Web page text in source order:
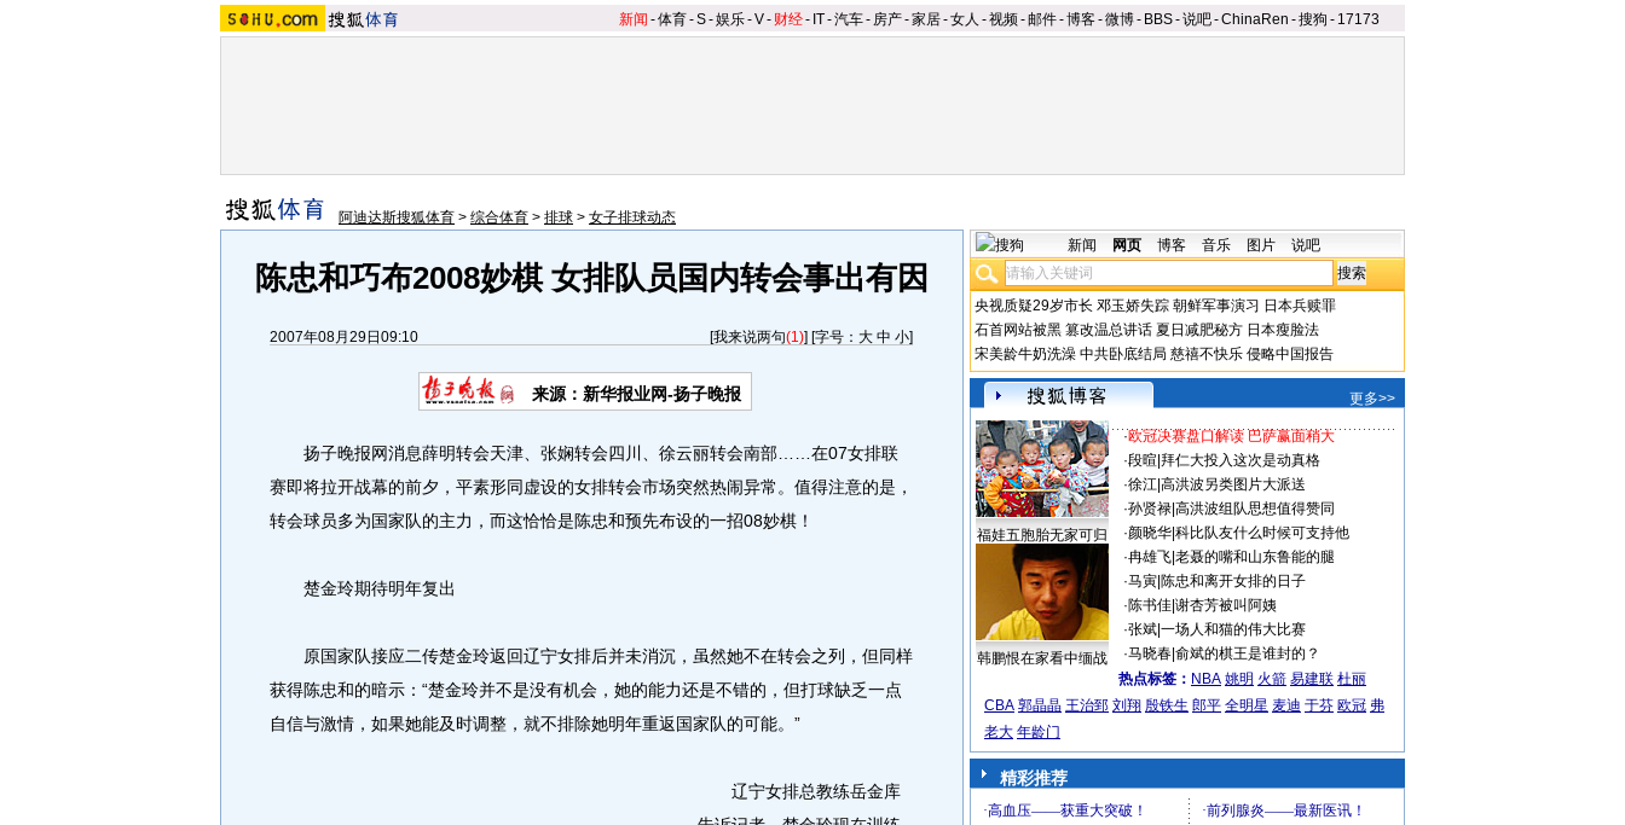
新闻 -体育-S-娱乐-V- 财经- IT-汽车- 房产-家居-女人 -视频-邮件-博客-微博- BBS-说吧-ChinaRen -搜狗 - 17173
阿迪达斯搜狐体育 > 综合体育 > 排球 > 女子排球动态
陈忠和巧布2008妙棋 女排队员国内转会事出有因
2007年08月29日09:10 [我来说两句(1)] [字号： 大 中 小]
来源：新华报业网-扬子晚报
扬子晚报网消息薛明转会天津、张娴转会四川、徐云丽转会南部……在07女排联
赛即将拉开战幕的前夕，平素形同虚设的女排转会市场突然热闹异常。值得注意的是，
转会球员多为国家队的主力，而这恰恰是陈忠和预先布设的一招08妙棋！
楚金玲期待明年复出
原国家队接应二传楚金玲返回辽宁女排后并未消沉，虽然她不在转会之列，但同样
获得陈忠和的暗示：“楚金玲并不是没有机会，她的能力还是不错的，但打球缺乏一点
自信与激情，如果她能及时调整，就不排除她明年重返国家队的可能。 ”
辽宁女排总教练岳金库
新闻 网页 博客 音乐 图片 说吧
央视质疑29岁市长 邓玉娇失踪 朝鲜军事演习 日本兵赎罪
石首网站被黑 篡改温总讲话 夏日减肥秘方 日本瘦脸法
宋美龄牛奶洗澡 中共卧底结局 慈禧不快乐 侵略中国报告
更多>>
福娃五胞胎无家可归
韩鹏恨在家看中缅战
·欧冠决赛盘口解读 巴萨赢面稍大
·段暄 拜仁大投入这次是动真格
·徐江| 高洪波另类图片大派送
·孙贤禄| 高洪波组队思想值得赞同
·颜晓华| 科比队友什么时候可支持他
·冉雄飞| 老聂的嘴和山东鲁能的腿
·马寅| 陈忠和离开女排的日子
·陈书佳| 谢杏芳被叫阿姨
·张斌| 一场人和猫的伟大比赛
·马晓春| 俞斌的棋王是谁封的？
热点标签： NBA 姚明 火箭 易建联 杜丽
CBA 郭晶晶 王治郅 刘翔 殷铁生 郎平 全明星 麦迪 于芬 欧冠 弗
老大 年龄门
精彩推荐